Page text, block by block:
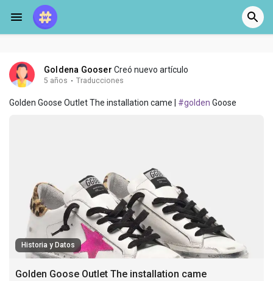
Goldena Gooser Creó nuevo artículo
5 años · Traducciones
Golden Goose Outlet The installation came | #golden Goose
Historia y Datos
Golden Goose Outlet The installation came